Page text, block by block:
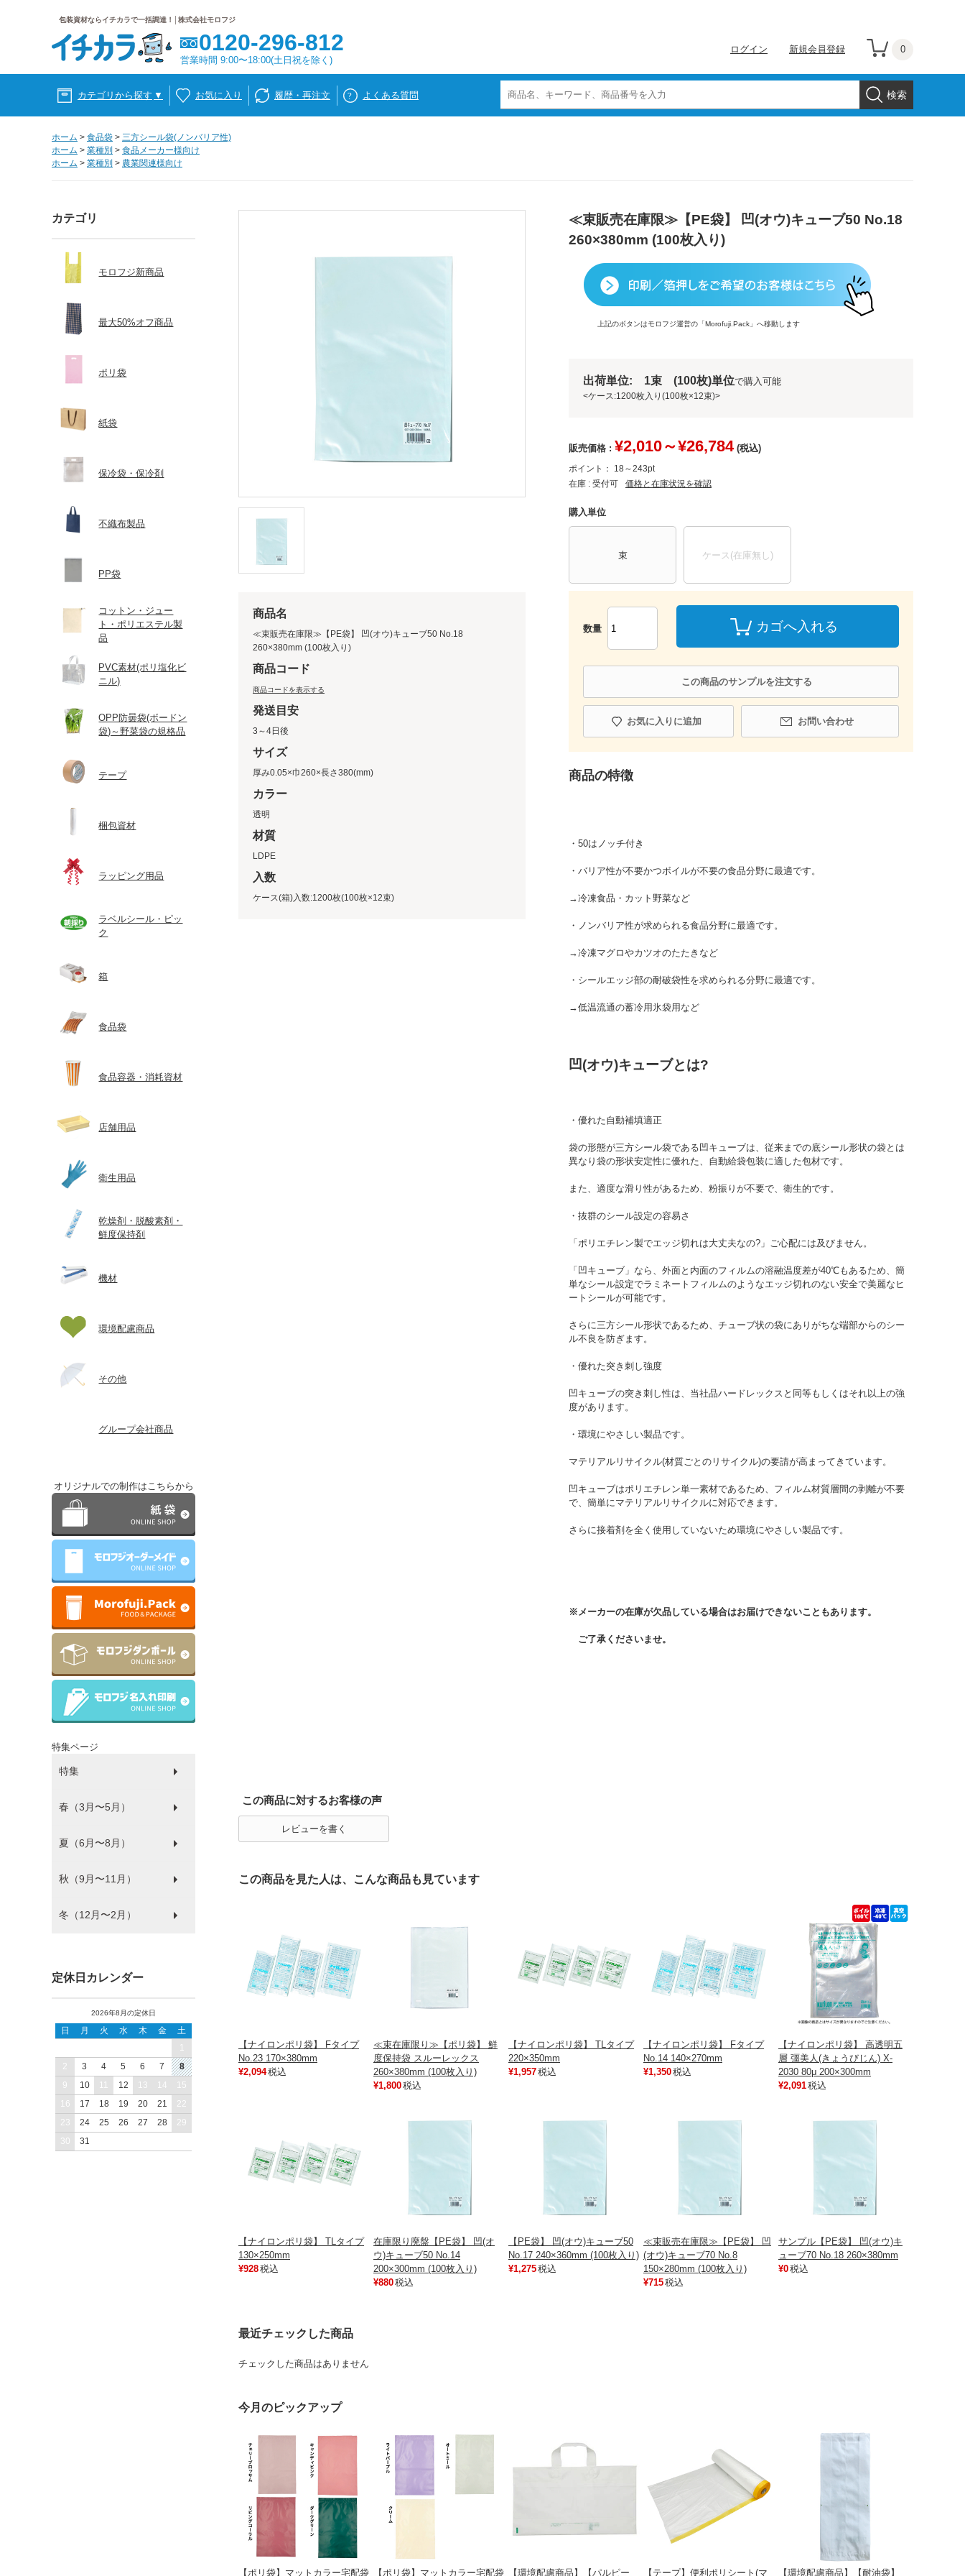
包装資材ならイチカラで一括調達！│株式会社モロフジ
0120-296-812
営業時間 9:00〜18:00(土日祝を除く)
ログイン 新規会員登録 0
カテゴリから探す ▼ お気に入り 履歴・再注文 よくある質問
ホーム > 食品袋 > 三方シール袋(ノンバリア性)
ホーム > 業種別 > 食品メーカー様向け
ホーム > 業種別 > 農業関連様向け
カテゴリ
モロフジ新商品
最大50%オフ商品
ポリ袋
紙袋
保冷袋・保冷剤
不織布製品
PP袋
コットン・ジュー
ト・ポリエステル製
品
PVC素材(ポリ塩化ビ
ニル)
OPP防曇袋(ボードン
袋)～野菜袋の規格品
テープ
梱包資材
ラッピング用品
ラベルシール・ピッ
ク
箱
食品袋
食品容器・消耗資材
店舗用品
衛生用品
乾燥剤・脱酸素剤・
鮮度保持剤
機材
環境配慮商品
その他
グループ会社商品
オリジナルでの制作はこちらから
特集ページ
特集
ラッピング
パルピース
マチサイズ順
プラコップ
環境にやさしい商品
衛生・感染防止対策商品
薄肉化コストダウン
春（3月〜5月）
ひな祭り
夏（6月〜8月）
フードフェス
秋（9月〜11月）
冬（12月〜2月）
バレンタイン・ホワイトデー
定休日カレンダー
2026年8月の定休日
日 月 火 水 木 金
土
2 3 4 5 6 7 8
9 10 12 13 14 15
16 17 18 19 20 21 22
23 24 25 26 27 28 29
30 31
商品名
≪束販売在庫限≫【PE袋】 凹(オウ)キューブ50 No.18
260×380mm (100枚入り)
商品コード
商品コードを表示する
発送目安
3～4日後
サイズ
厚み0.05×巾260×長さ380(mm)
カラー
透明
材質
LDPE
入数
ケース(箱)入数:1200枚(100枚×12束)
≪束販売在庫限≫【PE袋】 凹(オウ)キューブ50 No.18
260×380mm (100枚入り)
上記のボタンはモロフジ運営の「Morofuji.Pack」へ移動します
出荷単位: 1束 (100枚)単位で購入可能
<ケース:1200枚入り(100枚×12束)>
販売価格 : ¥2,010～¥26,784 (税込)
ポイント： 18～243pt
在庫 : 受付可 価格と在庫状況を確認
購入単位
束 ケース(在庫無し)
数量 カゴへ入れる
この商品のサンプルを注文する
お気に入りに追加 お問い合わせ
商品の特徴
・50はノッチ付き
・バリア性が不要かつボイルが不要の食品分野に最適です。
→冷凍食品・カット野菜など
・ノンバリア性が求められる食品分野に最適です。
→冷凍マグロやカツオのたたきなど
・シールエッジ部の耐破袋性を求められる分野に最適です。
→低温流通の蓄冷用氷袋用など
凹(オウ)キューブとは?
・優れた自動補填適正
袋の形態が三方シール袋である凹キューブは、従来までの底シール形状の袋とは
異なり袋の形状安定性に優れた、自動給袋包装に適した包材です。
また、適度な滑り性があるため、粉振りが不要で、衛生的です。
・抜群のシール設定の容易さ
「ポリエチレン製でエッジ切れは大丈夫なの?」ご心配には及びません。
「凹キューブ」なら、外面と内面のフィルムの溶融温度差が40℃もあるため、簡
単なシール設定でラミネートフィルムのようなエッジ切れのない安全で美麗なヒ
ートシールが可能です。
さらに三方シール形状であるため、チューブ状の袋にありがちな端部からのシー
ル不良を防ぎます。
・優れた突き刺し強度
凹キューブの突き刺し性は、当社品ハードレックスと同等もしくはそれ以上の強
度があります。
・環境にやさしい製品です。
マテリアルリサイクル(材質ごとのリサイクル)の要請が高まってきています。
凹キューブはポリエチレン単一素材であるため、フィルム材質層間の剥離が不要
で、簡単にマテリアルリサイクルに対応できます。
さらに接着剤を全く使用していないため環境にやさしい製品です。
※メーカーの在庫が欠品している場合はお届けできないこともあります。
ご了承くださいませ。
この商品に対するお客様の声
レビューを書く
この商品を見た人は、こんな商品も見ています
【ナイロンポリ袋】 Fタイプ
No.23 170×380mm
¥2,094税込
≪束在庫限り≫【ポリ袋】 鮮
度保持袋 スルーレックス
260×380mm (100枚入り)
¥1,800税込
【ナイロンポリ袋】 TLタイプ
220×350mm
¥1,957税込
【ナイロンポリ袋】 Fタイプ
No.14 140×270mm
¥1,350税込
【ナイロンポリ袋】 高透明五
層 彊美人(きょうびじん) X-
2030 80μ 200×300mm
¥2,091税込
【ナイロンポリ袋】 TLタイプ
130×250mm
¥928税込
在庫限り廃盤【PE袋】 凹(オ
ウ)キューブ50 No.14
200×300mm (100枚入り)
¥880税込
【PE袋】 凹(オウ)キューブ50
No.17 240×360mm (100枚入り)
¥1,275税込
≪束販売在庫限≫【PE袋】 凹
(オウ)キューブ70 No.8
150×280mm (100枚入り)
¥715税込
サンプル【PE袋】 凹(オウ)キ
ューブ70 No.18 260×380mm
¥0税込
最近チェックした商品
チェックした商品はありません
今月のピックアップ
【ポリ袋】マットカラー宅配袋 【ポリ袋】マットカラー宅配袋 【環境配慮商品】【パルピー 【テープ】便利ポリシート(マ 【環境配慮商品】【耐油袋】